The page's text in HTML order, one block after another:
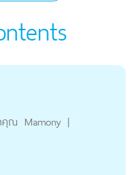
คุณ Mamony |